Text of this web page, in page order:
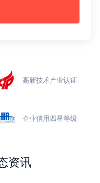
高新技术产业认证
企业信用四星等级
资讯